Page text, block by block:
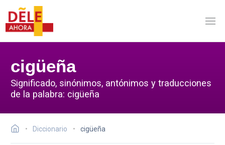
cigüeña
Significado, sinónimos, antónimos y traducciones
de la palabra: cigüeña
Diccionario cigüeña